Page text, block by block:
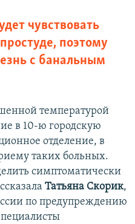
чувствовать
поэтому
с банальным
температурой
в 10-ю городскую
отделение, в
таких больных.
симптоматически
Татьяна Скорик,
по предупреждению